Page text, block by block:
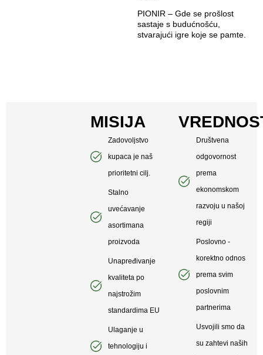
PIONIR – Gde se prošlost
sastaje s budućnošću,
stvarajući igre koje se pamte.
MISIJA
Zadovoljstvo
kupaca je naš
prioritetni cilj.
Stalno
uvećavanje
asortimana
proizvoda
Unapređivanje
kvaliteta po
najstrožim
standardima EU
Ulaganje u
tehnologiju i
Društvena
odgovornost
prema
ekonomskom
razvoju u našoj
regiji
Poslovno -
korektno odnos
prema svim
poslovnim
partnerima
Usvojili smo da
su zahtevi naših